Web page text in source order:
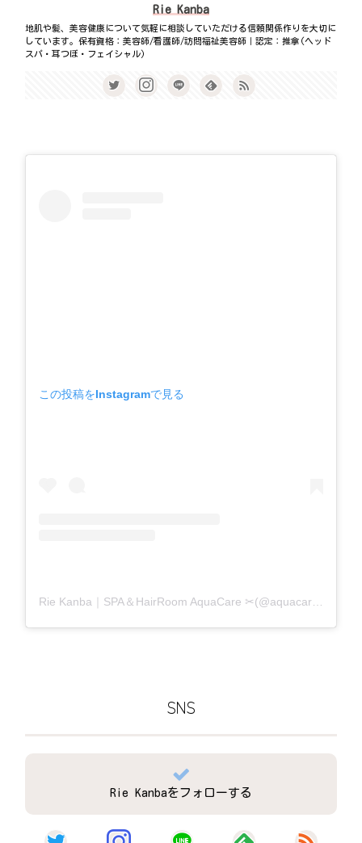
Rie Kanba
地肌や髪、美容健康について気軽に相談していただける信頼関係作りを大切に
しています。保有資格：美容師/看護師/訪問福祉美容師｜認定：推拿(ヘッド
スパ・耳つぼ・フェイシャル)
この投稿をInstagramで見る
SNS
Rie Kanbaをフォローする